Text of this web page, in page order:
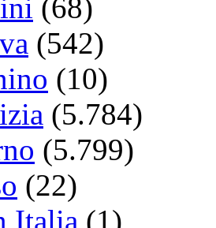
(68)
(542)
(10)
(5.784)
(5.799)
(22)
Italia (1)